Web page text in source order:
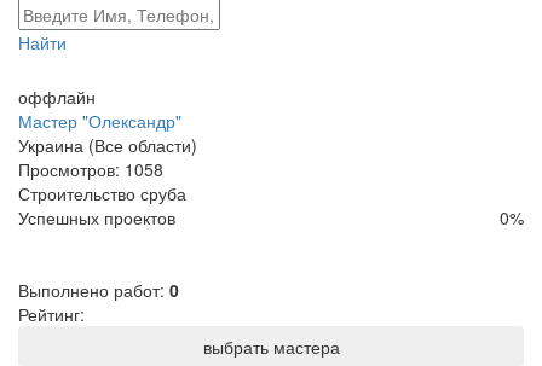
Найти
оффлайн
Мастер "Олександр"
Украина (Все области)
Просмотров: 1058
Строительство сруба
Успешных проектов
0%
Выполнено работ: 0
Рейтинг:
выбрать мастера